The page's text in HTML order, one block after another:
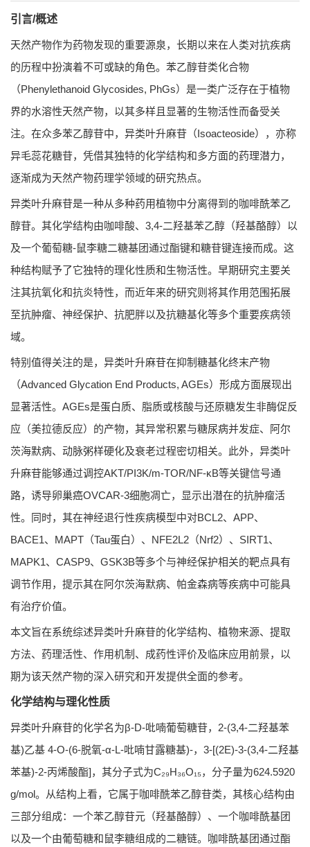
引言/概述
天然产物作为药物发现的重要源泉，长期以来在人类对抗疾病
的历程中扮演着不可或缺的角色。苯乙醇苷类化合物
（Phenylethanoid Glycosides, PhGs）是一类广泛存在于植物
界的水溶性天然产物，以其多样且显著的生物活性而备受关
注。在众多苯乙醇苷中，异类叶升麻苷（Isoacteoside），亦称
异毛蕊花糖苷，凭借其独特的化学结构和多方面的药理潜力，
逐渐成为天然产物药理学领域的研究热点。
异类叶升麻苷是一种从多种药用植物中分离得到的咖啡酰苯乙
醇苷。其化学结构由咖啡酸、3,4-二羟基苯乙醇（羟基酪醇）以
及一个葡萄糖-鼠李糖二糖基团通过酯键和糖苷键连接而成。这
种结构赋予了它独特的理化性质和生物活性。早期研究主要关
注其抗氧化和抗炎特性，而近年来的研究则将其作用范围拓展
至抗肿瘤、神经保护、抗肥胖以及抗糖基化等多个重要疾病领
域。
特别值得关注的是，异类叶升麻苷在抑制糖基化终末产物
（Advanced Glycation End Products, AGEs）形成方面展现出
显著活性。AGEs是蛋白质、脂质或核酸与还原糖发生非酶促反
应（美拉德反应）的产物，其异常积累与糖尿病并发症、阿尔
茨海默病、动脉粥样硬化及衰老过程密切相关。此外，异类叶
升麻苷能够通过调控AKT/PI3K/m-TOR/NF-κB等关键信号通
路，诱导卵巢癌OVCAR-3细胞凋亡，显示出潜在的抗肿瘤活
性。同时，其在神经退行性疾病模型中对BCL2、APP、
BACE1、MAPT（Tau蛋白）、NFE2L2（Nrf2）、SIRT1、
MAPK1、CASP9、GSK3B等多个与神经保护相关的靶点具有
调节作用，提示其在阿尔茨海默病、帕金森病等疾病中可能具
有治疗价值。
本文旨在系统综述异类叶升麻苷的化学结构、植物来源、提取
方法、药理活性、作用机制、成药性评价及临床应用前景，以
期为该天然产物的深入研究和开发提供全面的参考。
化学结构与理化性质
异类叶升麻苷的化学名为β-D-吡喃葡萄糖苷，2-(3,4-二羟基苯
基)乙基 4-O-(6-脱氧-α-L-吡喃甘露糖基)-，3-[(2E)-3-(3,4-二羟基
苯基)-2-丙烯酸酯]，其分子式为C₂₉H₃₆O₁₅，分子量为624.5920
g/mol。从结构上看，它属于咖啡酰苯乙醇苷类，其核心结构由
三部分组成：一个苯乙醇苷元（羟基酪醇）、一个咖啡酰基团
以及一个由葡萄糖和鼠李糖组成的二糖链。咖啡酰基团通过酯